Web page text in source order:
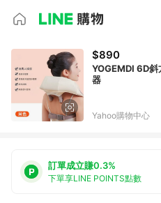
$890
YOGEMDI 6D
器
Yahoo購物中心
訂單成立賺0.3%
下單享LINE POINTS點數